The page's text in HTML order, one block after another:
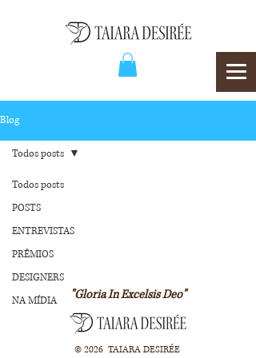
Blog
Todos posts
POSTS
ENTREVISTAS
PRÊMIOS
DESIGNERS
NA MÍDIA
Todos posts
"Gloria In Excelsis Deo"
© 2026 TAIARA DESIRÉE